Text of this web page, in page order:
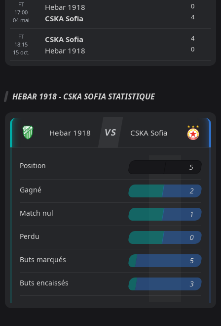
FT
17:00
04 mai
Hebar 1918
CSKA Sofia
0
4
FT
18:15
15 oct.
CSKA Sofia
Hebar 1918
4
0
HEBAR 1918 - CSKA SOFIA STATISTIQUE
Hebar 1918 VS CSKA Sofia
Position 5
Gagné 2
Match nul 1
Perdu 0
Buts marqués 5
Buts encaissés 3